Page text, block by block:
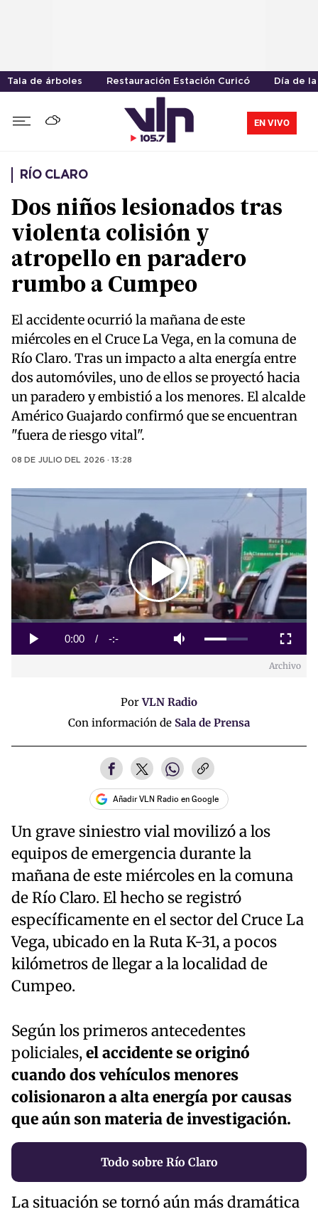
Tala de árboles Restauración Estación Curicó Día de
EN VIVO
RÍO CLARO
Dos niños lesionados tras
violenta colisión y
atropello en paradero
rumbo a Cumpeo
El accidente ocurrió la mañana de este
miércoles en el Cruce La Vega, en la comuna de
Río Claro. Tras un impacto a alta energía entre
dos automóviles, uno de ellos se proyectó hacia
un paradero y embistió a los menores. El alcalde
Américo Guajardo confirmó que se encuentran
"fuera de riesgo vital".
08 DE JULIO DEL 2026 · 13:28
Play
Video
Play Mute
Current
0:00 / Duration
-:-
Loaded:
Fullscreen
Archivo
PorVLN Radio
Con información de Sala de Prensa
Añadir VLN Radio en Google
Un grave siniestro vial movilizó a los
equipos de emergencia durante la
mañana de este miércoles en la comuna
de Río Claro. El hecho se registró
específicamente en el sector del Cruce La
Vega, ubicado en la Ruta K-31, a pocos
kilómetros de llegar a la localidad de
Cumpeo.
Según los primeros antecedentes
policiales,el accidente se originó
cuando dos vehículos menores
colisionaron a alta energía por causas
que aún son materia de investigación.
Todo sobre Río Claro
La situación se tornó aún más dramática